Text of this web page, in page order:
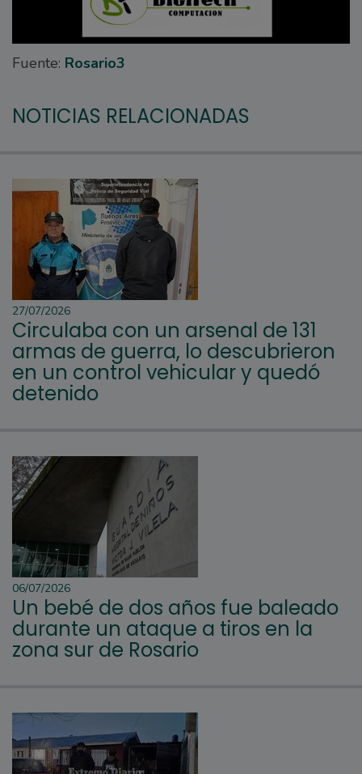
Fuente: Rosario3
NOTICIAS RELACIONADAS
27/07/2026
Circulaba con un arsenal de 131
armas de guerra, lo descubrieron
en un control vehicular y quedó
detenido
06/07/2026
Un bebé de dos años fue baleado
durante un ataque a tiros en la
zona sur de Rosario